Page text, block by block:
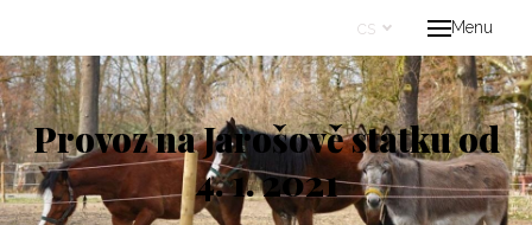
Menu
cs
cs
Provoz na Jarošově statku od
4. 1. 2021